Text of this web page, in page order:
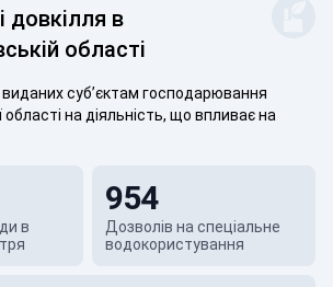
довкілля в
області
виданих суб’єктам господарювання
на діяльність, що впливає на
в
Дозволів на спеціальне
водокористування
954